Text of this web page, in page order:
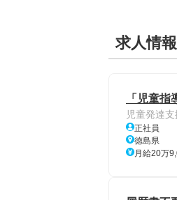
求人情報
「児童
児童発達
正社員
徳島県
月給20万